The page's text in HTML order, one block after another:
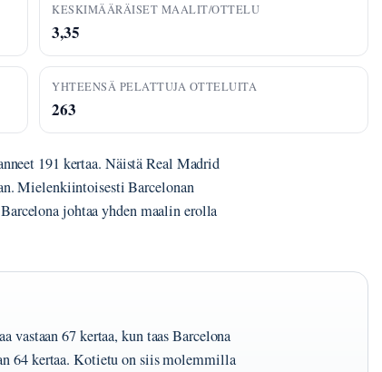
KESKIMÄÄRÄISET MAALIT/OTTELU
3,35
YHTEENSÄ PELATTUJA OTTELUITA
263
191 kertaa. Näistä Real Madrid
Mielenkiintoisesti Barcelonan
johtaa yhden maalin erolla
67 kertaa, kun taas Barcelona
64 kertaa. Kotietu on siis molemmilla